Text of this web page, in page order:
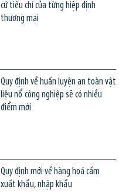
cứ tiêu chí của từng hiệp định
thương mại
Quy định về huấn luyện an toàn vật
liệu nổ công nghiệp sẽ có nhiều
điểm mới
Quy định mới về hàng hoá cấm
xuất khẩu, nhập khẩu